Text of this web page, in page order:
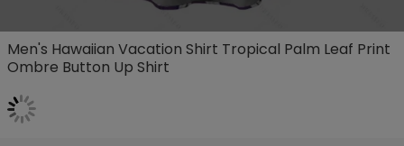
Men's Hawaiian Vacation Shirt Tropical Palm Leaf Print
Ombre Button Up Shirt